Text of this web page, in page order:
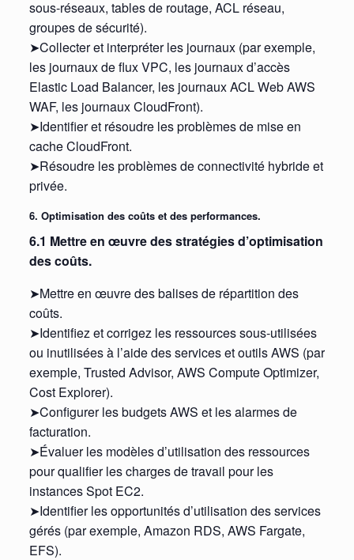
sous-réseaux, tables de routage, ACL réseau,
groupes de sécurité).
➤Collecter et interpréter les journaux (par exemple,
les journaux de flux VPC, les journaux d’accès
Elastic Load Balancer, les journaux ACL Web AWS
WAF, les journaux CloudFront).
➤Identifier et résoudre les problèmes de mise en
cache CloudFront.
➤Résoudre les problèmes de connectivité hybride et
privée.
6. Optimisation des coûts et des performances.
6.1 Mettre en œuvre des stratégies d’optimisation
des coûts.
➤Mettre en œuvre des balises de répartition des
coûts.
➤Identifiez et corrigez les ressources sous-utilisées
ou inutilisées à l’aide des services et outils AWS (par
exemple, Trusted Advisor, AWS Compute Optimizer,
Cost Explorer).
➤Configurer les budgets AWS et les alarmes de
facturation.
➤Évaluer les modèles d’utilisation des ressources
pour qualifier les charges de travail pour les
instances Spot EC2.
➤Identifier les opportunités d’utilisation des services
gérés (par exemple, Amazon RDS, AWS Fargate,
EFS).